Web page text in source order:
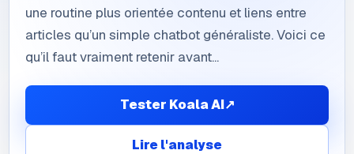
une routine plus orientée contenu et liens entre
articles qu’un simple chatbot généraliste. Voici ce
qu’il faut vraiment retenir avant...
Tester Koala AI↗
Lire l'analyse